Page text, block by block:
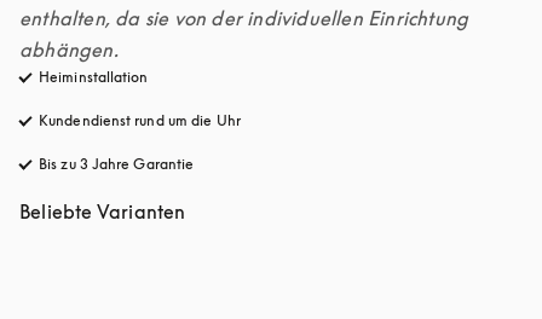
enthalten, da sie von der individuellen Einrichtung
abhängen.
Heiminstallation
Kundendienst rund um die Uhröffnet sich in einem neuen Tab
Bis zu 3 Jahre Garantie
Beliebte Varianten